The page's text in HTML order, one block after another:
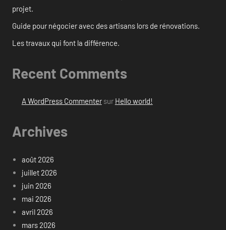
projet.
Guide pour négocier avec des artisans lors de rénovations.
Les travaux qui font la différence.
Recent Comments
A WordPress Commentersur Hello world!
Archives
août 2026
juillet 2026
juin 2026
mai 2026
avril 2026
mars 2026